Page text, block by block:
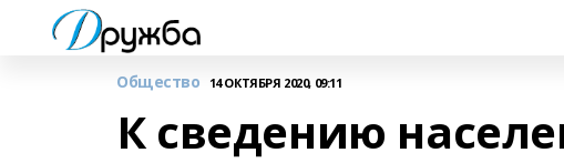
Общество 14 ОКТЯБРЯ 2020, 09:11
К сведению